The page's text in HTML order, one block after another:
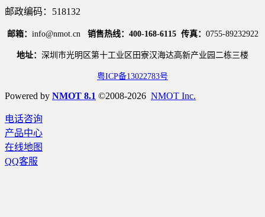
邮政编码：518132
邮箱： info@nmot.cn 销售热线：400-168-6115 传真： 0755-89232922
地址： 深圳市光明区第十工业区田寮汉海达高新产业园二栋三楼
粤ICP备13022783号
Powered by NMOT 8.1 ©2008-2026 NMOT Inc.
电话咨询
产品中心
在线地图
QQ客服